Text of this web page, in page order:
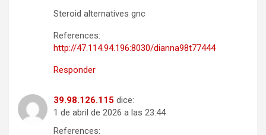
Steroid alternatives gnc
References:
http://47.114.94.196:8030/dianna98t77444
Responder
39.98.126.115 dice:
1 de abril de 2026 a las 23:44
References: